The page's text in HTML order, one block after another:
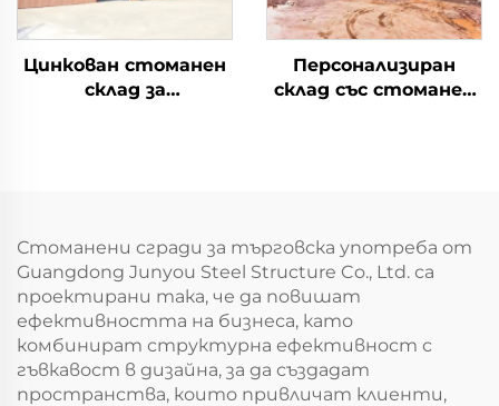
Цинкован стоманен
склад за
Персонализиран
склад със стоманен
Стоманени сгради за търговска употреба от
Guangdong Junyou Steel Structure Co., Ltd. са
проектирани така, че да повишат
ефективността на бизнеса, като
комбинират структурна ефективност с
гъвкавост в дизайна, за да създадат
пространства, които привличат клиенти,